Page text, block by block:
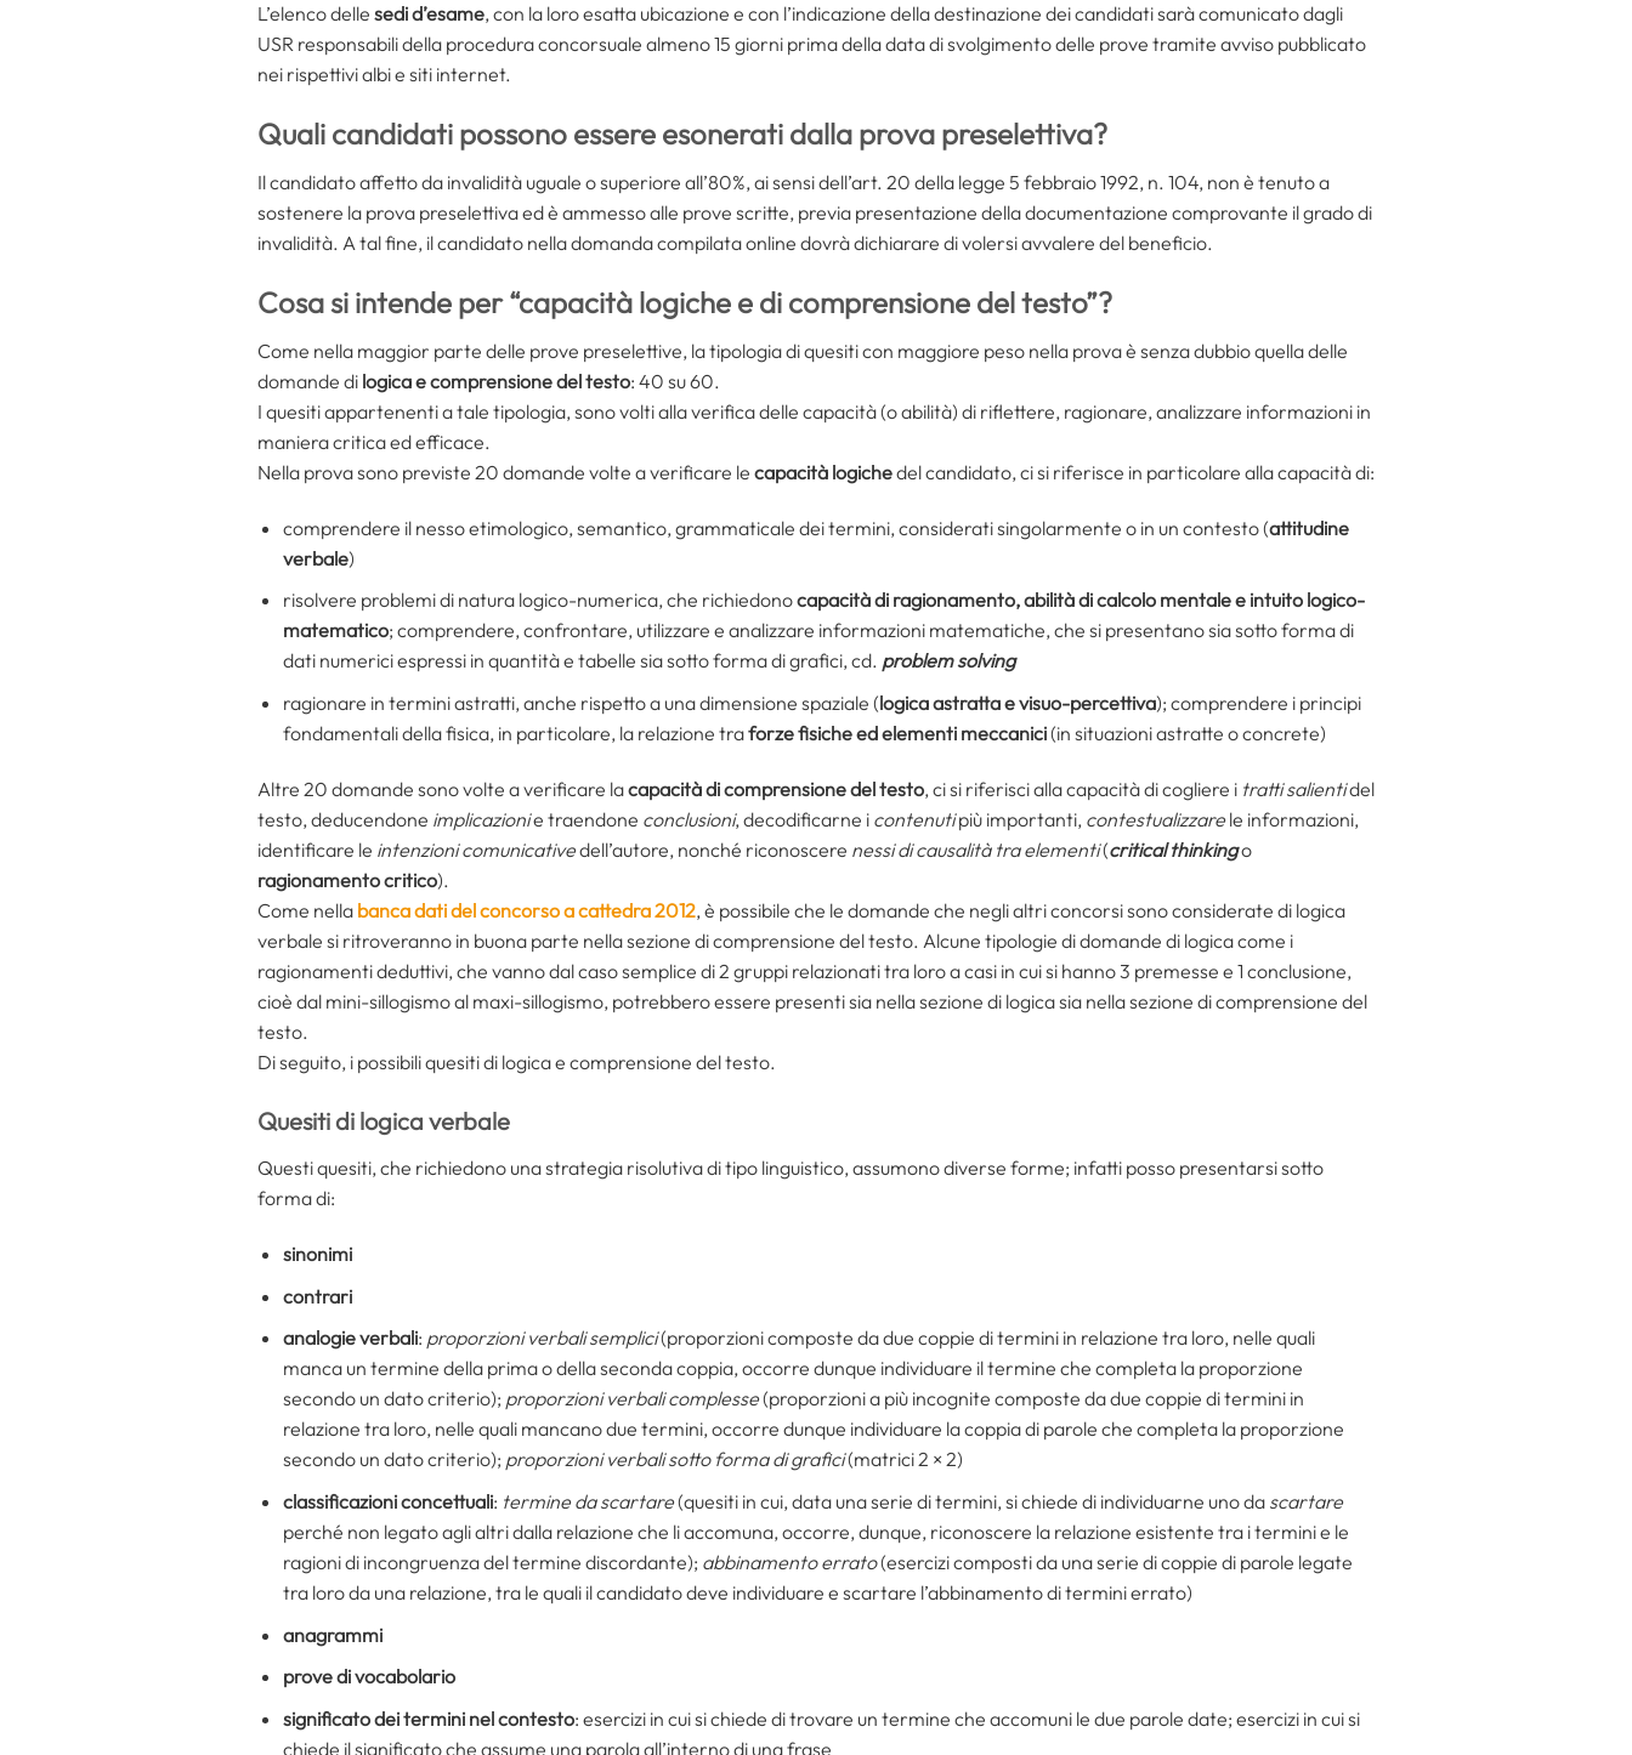
L’elenco delle sedi d’esame, con la loro esatta ubicazione e con l’indicazione della destinazione dei candidati sarà comunicato dagli
USR responsabili della procedura concorsuale almeno 15 giorni prima della data di svolgimento delle prove tramite avviso pubblicato
nei rispettivi albi e siti internet.
Quali candidati possono essere esonerati dalla prova preselettiva?
Il candidato affetto da invalidità uguale o superiore all’80%, ai sensi dell’art. 20 della legge 5 febbraio 1992, n. 104, non è tenuto a
sostenere la prova preselettiva ed è ammesso alle prove scritte, previa presentazione della documentazione comprovante il grado di
invalidità. A tal fine, il candidato nella domanda compilata online dovrà dichiarare di volersi avvalere del beneficio.
Cosa si intende per “capacità logiche e di comprensione del testo”?
Come nella maggior parte delle prove preselettive, la tipologia di quesiti con maggiore peso nella prova è senza dubbio quella delle
domande di logica e comprensione del testo: 40 su 60.
I quesiti appartenenti a tale tipologia, sono volti alla verifica delle capacità (o abilità) di riflettere, ragionare, analizzare informazioni in
maniera critica ed efficace.
Nella prova sono previste 20 domande volte a verificare le capacità logichedel candidato, ci si riferisce in particolare alla capacità di:
comprendere il nesso etimologico, semantico, grammaticale dei termini, considerati singolarmente o in un contesto (attitudine
verbale)
risolvere problemi di natura logico-numerica, che richiedonocapacità di ragionamento, abilità di calcolo mentale e intuito logico-
matematico; comprendere, confrontare, utilizzare e analizzare informazioni matematiche, che si presentano sia sotto forma di
dati numerici espressi in quantità e tabelle sia sotto forma di grafici, cd. problem solving
ragionare in termini astratti, anche rispetto a una dimensione spaziale (logica astratta e visuo-percettiva); comprendere i principi
fondamentali della fisica, in particolare, la relazione traforze fisiche ed elementi meccanici(in situazioni astratte o concrete)
Altre 20 domande sono volte a verificare lacapacità di comprensione del testo, ci si riferisci alla capacità di cogliere i tratti salientidel
testo, deducendone implicazionie traendone conclusioni, decodificarne i contenutipiù importanti, contestualizzarele informazioni,
identificare le intenzioni comunicativedell’autore, nonché riconoscere nessi di causalità tra elementi(critical thinkingo
ragionamento critico).
Come nella banca dati del concorso a cattedra 2012, è possibile che le domande che negli altri concorsi sono considerate di logica
verbale si ritroveranno in buona parte nella sezione di comprensione del testo. Alcune tipologie di domande di logica come i
ragionamenti deduttivi, che vanno dal caso semplice di 2 grup­pi relazionati tra loro a casi in cui si hanno 3 premesse e 1 conclusione,
cioè dal mini-sillogismo al maxi-sillogismo, potrebbero essere presenti sia nella sezione di lo­gica sia nella sezione di comprensione del
testo.
Di seguito, i possibili quesiti di logica e comprensione del testo.
Quesiti di logica verbale
Questi quesiti, che richiedono una strategia risolutiva di tipo linguistico, assumono diverse forme; infatti posso presentarsi sotto
forma di:
sinonimi
contrari
analogie verbali: proporzioni verbali semplici(proporzioni composte da due coppie di termini in relazione tra loro, nelle quali
manca un termine della prima o della seconda coppia, occorre dunque individuare il termi­ne che completa la proporzione
secondo un dato criterio); proporzioni verbali complesse(proporzioni a più incognite composte da due coppie di termini in
relazione tra loro, nelle quali mancano due termini, occorre dunque individuare la coppia di parole che completa la propor­zione
secondo un dato criterio); proporzioni verbali sotto forma di grafici(matrici 2 × 2)
classificazioni concettuali: termine da scartare(quesiti in cui, data una serie di termini, si chiede di individuarne uno da scartare
perché non legato agli altri dalla relazione che li accomuna, occorre, dunque, riconoscere la relazione esistente tra i termini e le
ragioni di incongruenza del termine discordante); abbinamento errato(esercizi composti da una serie di coppie di parole legate
tra loro da una relazione, tra le quali il candidato deve individuare e scartare l’abbinamento di termini errato)
anagrammi
prove di vocabolario
significato dei termini nel contesto: esercizi in cui si chiede di trovare un termine che accomuni le due parole date; esercizi in cui si
chiede il significato che assume una parola all’interno di una frase